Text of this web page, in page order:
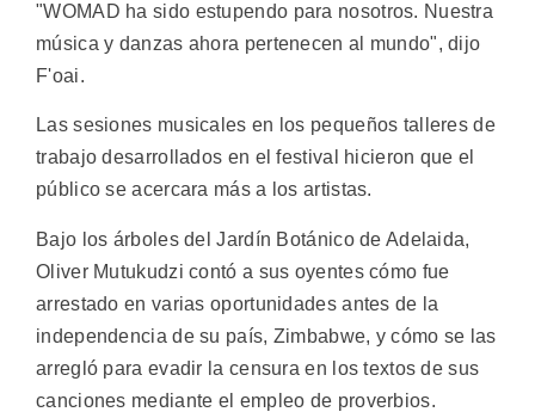
"WOMAD ha sido estupendo para nosotros. Nuestra
música y danzas ahora pertenecen al mundo", dijo
F'oai.
Las sesiones musicales en los pequeños talleres de
trabajo desarrollados en el festival hicieron que el
público se acercara más a los artistas.
Bajo los árboles del Jardín Botánico de Adelaida,
Oliver Mutukudzi contó a sus oyentes cómo fue
arrestado en varias oportunidades antes de la
independencia de su país, Zimbabwe, y cómo se las
arregló para evadir la censura en los textos de sus
canciones mediante el empleo de proverbios.